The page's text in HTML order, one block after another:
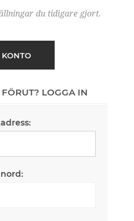
du tidigare gjort.
KONTO
LOGGA IN